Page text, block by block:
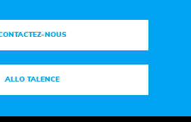
NOUS
ALLO TALENCE